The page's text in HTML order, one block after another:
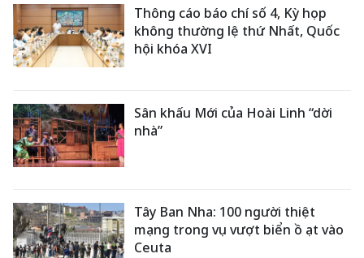
Thông cáo báo chí số 4, Kỳ họp
không thường lệ thứ Nhất, Quốc
hội khóa XVI
Sân khấu Mới của Hoài Linh “dời
nhà”
Tây Ban Nha: 100 người thiệt
mạng trong vụ vượt biển ồ ạt vào
Ceuta